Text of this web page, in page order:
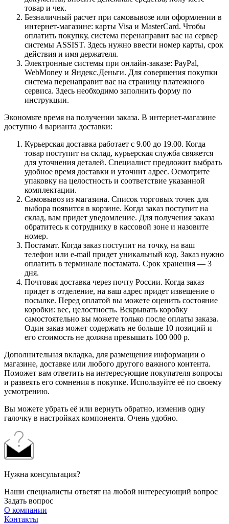
товар и чек.
Безналичный расчет при самовывозе или оформлении в
интернет-магазине: карты Visa и MasterCard. Чтобы
оплатить покупку, система перенаправит вас на сервер
системы ASSIST. Здесь нужно ввести номер карты, срок
действия и имя держателя.
Электронные системы при онлайн-заказе: PayPal,
WebMoney и Яндекс.Деньги. Для совершения покупки
система перенаправит вас на страницу платежного
сервиса. Здесь необходимо заполнить форму по
инструкции.
Экономьте время на получении заказа. В интернет-магазине
доступно 4 варианта доставки:
Курьерская доставка работает с 9.00 до 19.00. Когда
товар поступит на склад, курьерская служба свяжется
для уточнения деталей. Специалист предложит выбрать
удобное время доставки и уточнит адрес. Осмотрите
упаковку на целостность и соответствие указанной
комплектации.
Самовывоз из магазина. Список торговых точек для
выбора появится в корзине. Когда заказ поступит на
склад, вам придет уведомление. Для получения заказа
обратитесь к сотруднику в кассовой зоне и назовите
номер.
Постамат. Когда заказ поступит на точку, на ваш
телефон или e-mail придет уникальный код. Заказ нужно
оплатить в терминале постамата. Срок хранения — 3
дня.
Почтовая доставка через почту России. Когда заказ
придет в отделение, на ваш адрес придет извещение о
посылке. Перед оплатой вы можете оценить состояние
коробки: вес, целостность. Вскрывать коробку
самостоятельно вы можете только после оплаты заказа.
Один заказ может содержать не больше 10 позиций и
его стоимость не должна превышать 100 000 р.
Дополнительная вкладка, для размещения информации о
магазине, доставке или любого другого важного контента.
Поможет вам ответить на интересующие покупателя вопросы
и развеять его сомнения в покупке. Используйте её по своему
усмотрению.
Вы можете убрать её или вернуть обратно, изменив одну
галочку в настройках компонента. Очень удобно.
Нужна консультация?
Наши специалисты ответят на любой интересующий вопрос
Задать вопрос
О компании
Контакты